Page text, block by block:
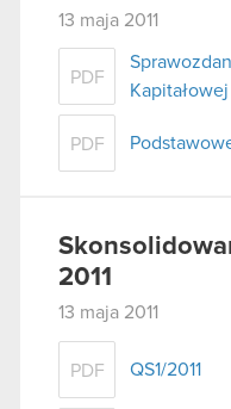
13 maja 2011
PDF
Kapitałowej
PDF
2011
13 maja 2011
PDF QS1/2011